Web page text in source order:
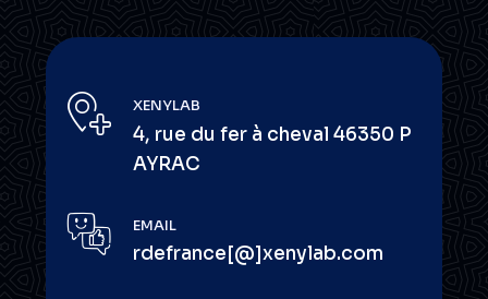
XENYLAB
4, rue du fer à cheval 46350 P
AYRAC
EMAIL
rdefrance[@]xenylab.com